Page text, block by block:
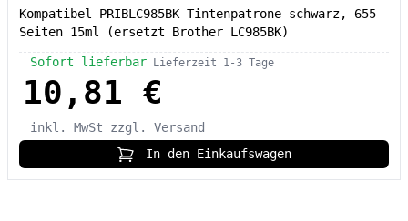
Kompatibel PRIBLC985BK Tintenpatrone schwarz, 655
Seiten 15ml (ersetzt Brother LC985BK)
Sofort lieferbar Lieferzeit 1-3 Tage
10,81 €
inkl. MwSt
zzgl. Versand
In den Einkaufswagen